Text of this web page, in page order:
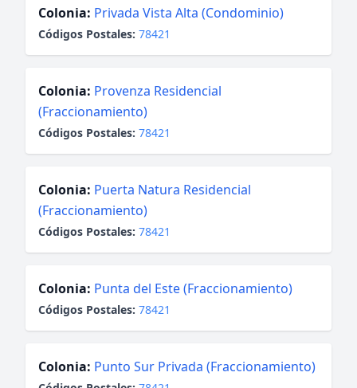
Colonia: Privada Vista Alta (Condominio)
Códigos Postales: 78421
Colonia: Provenza Residencial
(Fraccionamiento)
Códigos Postales: 78421
Colonia: Puerta Natura Residencial
(Fraccionamiento)
Códigos Postales: 78421
Colonia: Punta del Este (Fraccionamiento)
Códigos Postales: 78421
Colonia: Punto Sur Privada (Fraccionamiento)